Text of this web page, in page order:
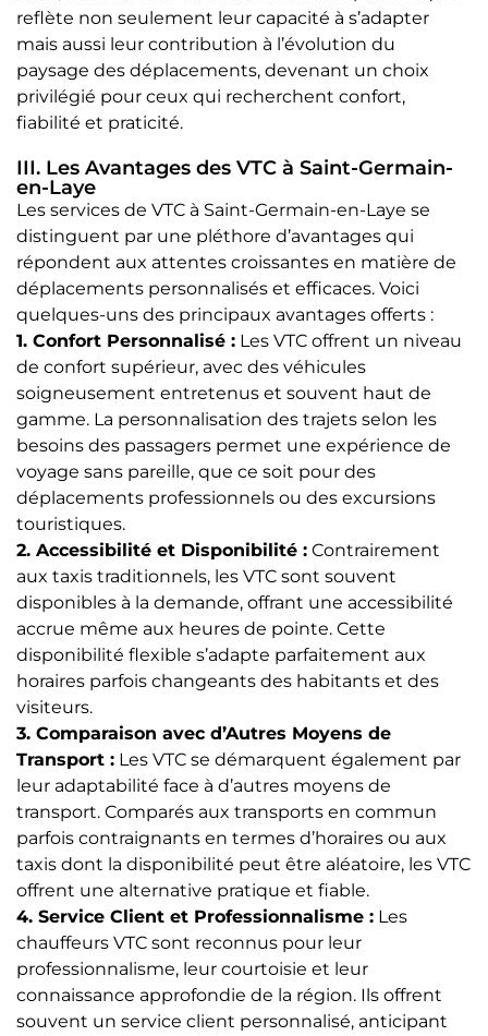
reflète non seulement leur capacité à s’adapter
mais aussi leur contribution à l’évolution du
paysage des déplacements, devenant un choix
privilégié pour ceux qui recherchent confort,
fiabilité et praticité.
III. Les Avantages des VTC à Saint-Germain-
en-Laye
Les services de VTC à Saint-Germain-en-Laye se
distinguent par une pléthore d’avantages qui
répondent aux attentes croissantes en matière de
déplacements personnalisés et efficaces. Voici
quelques-uns des principaux avantages offerts :
1. Confort Personnalisé : Les VTC offrent un niveau
de confort supérieur, avec des véhicules
soigneusement entretenus et souvent haut de
gamme. La personnalisation des trajets selon les
besoins des passagers permet une expérience de
voyage sans pareille, que ce soit pour des
déplacements professionnels ou des excursions
touristiques.
2. Accessibilité et Disponibilité : Contrairement
aux taxis traditionnels, les VTC sont souvent
disponibles à la demande, offrant une accessibilité
accrue même aux heures de pointe. Cette
disponibilité flexible s’adapte parfaitement aux
horaires parfois changeants des habitants et des
visiteurs.
3. Comparaison avec d’Autres Moyens de
Transport : Les VTC se démarquent également par
leur adaptabilité face à d’autres moyens de
transport. Comparés aux transports en commun
parfois contraignants en termes d’horaires ou aux
taxis dont la disponibilité peut être aléatoire, les VTC
offrent une alternative pratique et fiable.
4. Service Client et Professionnalisme : Les
chauffeurs VTC sont reconnus pour leur
professionnalisme, leur courtoisie et leur
connaissance approfondie de la région. Ils offrent
souvent un service client personnalisé, anticipant